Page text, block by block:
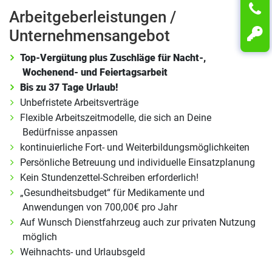
Arbeitgeberleistungen /
Unternehmensangebot
Top-Vergütung plus Zuschläge für Nacht-,
Wochenend- und Feiertagsarbeit
Bis zu 37 Tage Urlaub!
Unbefristete Arbeitsverträge
Flexible Arbeitszeitmodelle, die sich an Deine
Bedürfnisse anpassen
kontinuierliche Fort- und Weiterbildungsmöglichkeiten
Persönliche Betreuung und individuelle Einsatzplanung
Kein Stundenzettel-Schreiben erforderlich!
„Gesundheitsbudget“ für Medikamente und
Anwendungen von 700,00€ pro Jahr
Auf Wunsch Dienstfahrzeug auch zur privaten Nutzung
möglich
Weihnachts- und Urlaubsgeld